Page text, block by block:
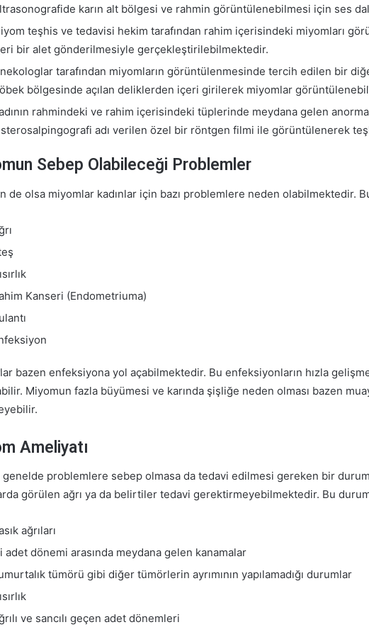
karın alt bölgesi ve rahmin görüntülenebilmesi için ses
teşhis ve tedavisi hekim tarafından rahim içerisindeki miyomları
bir alet gönderilmesiyle gerçekleştirilebilmektedir.
tarafından miyomların görüntülenmesinde tercih edilen bir
bölgesinde açılan deliklerden içeri girilerek miyomlar
rahmindeki ve rahim içerisindeki tüplerinde meydana gelen
adı verilen özel bir röntgen filmi ile görüntülenerek
Sebep Olabileceği Problemler
de olsa miyomlar kadınlar için bazı problemlere neden olabilmektedir.
Kanseri (Endometriuma)
bazen enfeksiyona yol açabilmektedir. Bu enfeksiyonların hızla
Miyomun fazla büyümesi ve karında şişliğe neden olması bazen
Ameliyatı
genelde problemlere sebep olmasa da tedavi edilmesi gereken bir
görülen ağrı ya da belirtiler tedavi gerektirmeyebilmektedir. Bu
ağrıları
adet dönemi arasında meydana gelen kanamalar
tümörü gibi diğer tümörlerin ayrımının yapılamadığı durumlar
ve sancılı geçen adet dönemleri